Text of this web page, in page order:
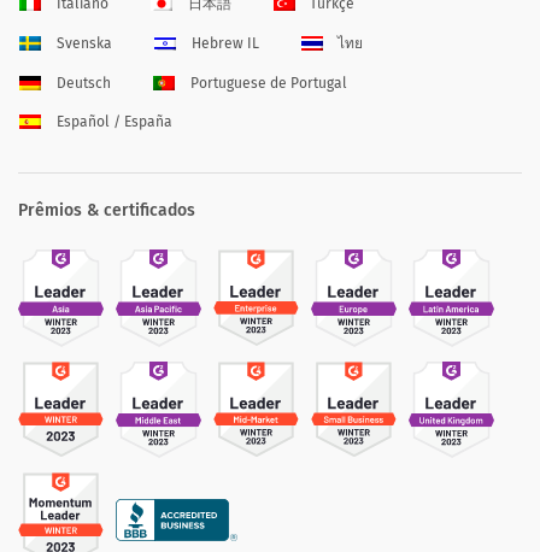
Italiano 日本語 Türkçe
Svenska Hebrew IL ไทย
Deutsch Portuguese de Portugal
Español / España
Prêmios & certificados